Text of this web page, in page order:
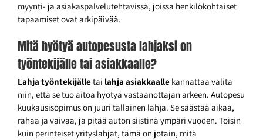
myynti- ja asiakaspalvelutehtävissä, joissa henkilökohtaiset
tapaamiset ovat arkipäivää.
Mitä hyötyä autopesusta lahjaksi on
työntekijälle tai asiakkaalle?
Lahja työntekijälletai lahja asiakkaalle kannattaa valita
niin, että se tuo aitoa hyötyä vastaanottajan arkeen. Autopesu
kuukausisopimus on juuri tällainen lahja. Se säästää aikaa,
rahaa ja vaivaa, ja pitää auton siistinä ympäri vuoden. Toisin
kuin perinteiset yrityslahjat, tämä on jotain, mitä